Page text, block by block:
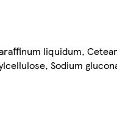
liquidum,
Sodium